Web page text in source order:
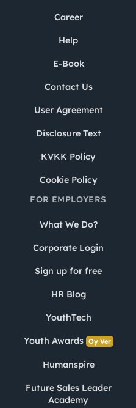
Career
Help
E-Book
Contact Us
User Agreement
Disclosure Text
KVKK Policy
Cookie Policy
FOR EMPLOYERS
What We Do?
Corporate Login
Sign up for free
HR Blog
YouthTech
Youth Awards Oy Ver
Humanspire
Future Sales Leader
Academy